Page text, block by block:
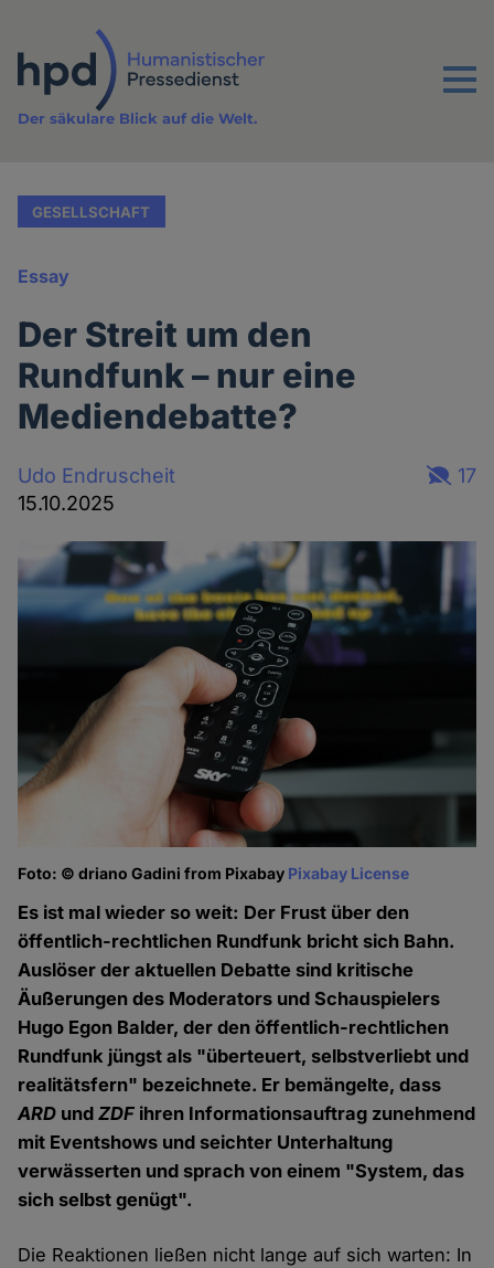
Inhalt
Menu
Der säkulare Blick auf die Welt.
GESELLSCHAFT
Essay
Der Streit um den
Rundfunk – nur eine
Mediendebatte?
Udo Endruscheit
15.10.2025
17
Foto: © driano Gadini from Pixabay Pixabay License
Es ist mal wieder so weit: Der Frust über den
öffentlich-rechtlichen Rundfunk bricht sich Bahn.
Auslöser der aktuellen Debatte sind kritische
Äußerungen des Moderators und Schauspielers
Hugo Egon Balder, der den öffentlich-rechtlichen
Rundfunk jüngst als "überteuert, selbstverliebt und
realitätsfern" bezeichnete. Er bemängelte, dass
ARD undZDF ihren Informationsauftrag zunehmend
mit Eventshows und seichter Unterhaltung
verwässerten und sprach von einem "System, das
sich selbst genügt".
Die Reaktionen ließen nicht lange auf sich warten: In